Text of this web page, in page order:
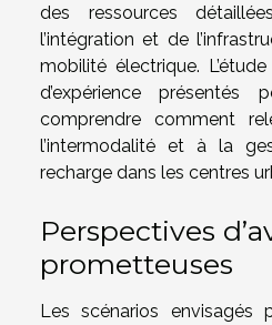
des ressources
l’intégration et de
mobilité électrique.
d’expérience présentés
comprendre comment
l’intermodalité et à la
recharge dans les centres
Perspectives
prometteuses
Les scénarios envisagés